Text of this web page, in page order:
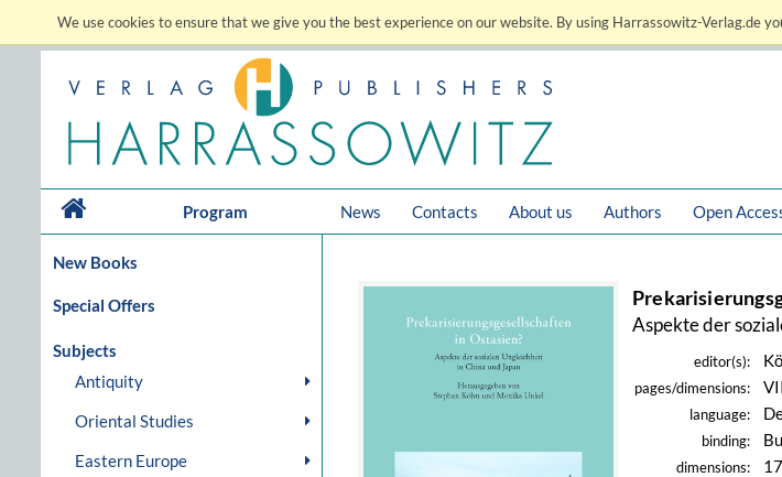
We use cookies to ensure that we give you the best experience on our website. By using Harrassowitz-Verlag.de
Program News Contacts About us Authors Open
New Books
Special Offers
Subjects
Antiquity
Oriental Studies
Eastern Europe
Aspekte der
editor(s):
pages/dimensions:
language:
binding:
dimensions: